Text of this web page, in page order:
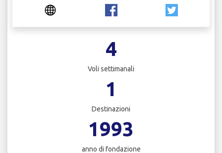
4
Voli settimanali
1
Destinazioni
1993
anno di fondazione